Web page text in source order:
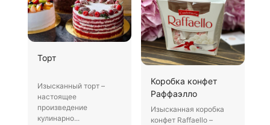
Торт
Изысканный торт –
настоящее
произведение
кулинарно...
Коробка конфет
Раффаэлло
Изысканная коробка
конфет Raffaello –